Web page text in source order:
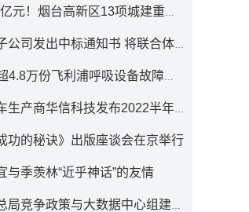
！烟台高新区13项城建重点工程开工
出中标通知书 将联合体中标1.36亿元总承包项目
份飞利浦呼吸设备故障报告 其中44份死亡案例
华信科技发布2022半年度报告 同比下滑2.92%
功的秘诀》出版座谈会在京举行
与季羡林“近乎神话”的友情
竞争政策与大数据中心组建成立